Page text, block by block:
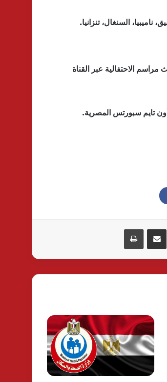
ناميبيا، السنغال، تنزانيا.
سبورتس” وتبث مراسم الاحتفالية عبر القناة
مشاركة عبر البريد طباعة